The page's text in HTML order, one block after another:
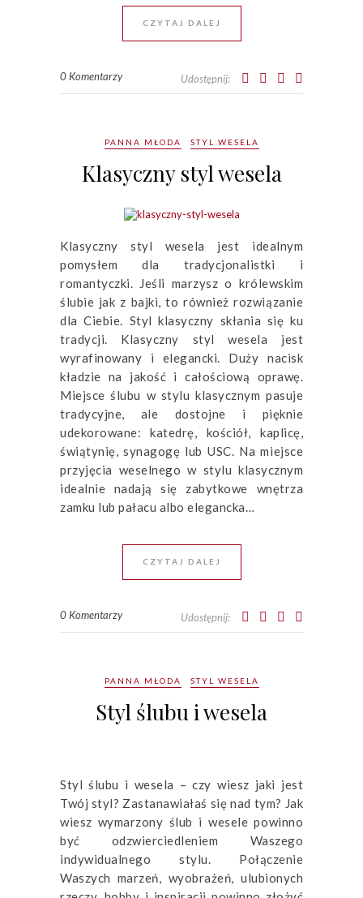
CZYTAJ DALEJ
0 Komentarzy Udostępnij:
PANNA MŁODA STYL WESELA
Klasyczny styl wesela
Klasyczny styl wesela jest idealnym
pomysłem dla tradycjonalistki i
romantyczki. Jeśli marzysz o królewskim
ślubie jak z bajki, to również rozwiązanie
dla Ciebie. Styl klasyczny skłania się ku
tradycji. Klasyczny styl wesela jest
wyrafinowany i elegancki. Duży nacisk
kładzie na jakość i całościową oprawę.
Miejsce ślubu w stylu klasycznym pasuje
tradycyjne, ale dostojne i pięknie
udekorowane: katedrę, kościół, kaplicę,
świątynię, synagogę lub USC. Na miejsce
przyjęcia weselnego w stylu klasycznym
idealnie nadają się zabytkowe wnętrza
zamku lub pałacu albo elegancka…
CZYTAJ DALEJ
0 Komentarzy Udostępnij:
PANNA MŁODA STYL WESELA
Styl ślubu i wesela
Styl ślubu i wesela – czy wiesz jaki jest
Twój styl? Zastanawiałaś się nad tym? Jak
wiesz wymarzony ślub i wesele powinno
być odzwierciedleniem Waszego
indywidualnego stylu. Połączenie
Waszych marzeń, wyobrażeń, ulubionych